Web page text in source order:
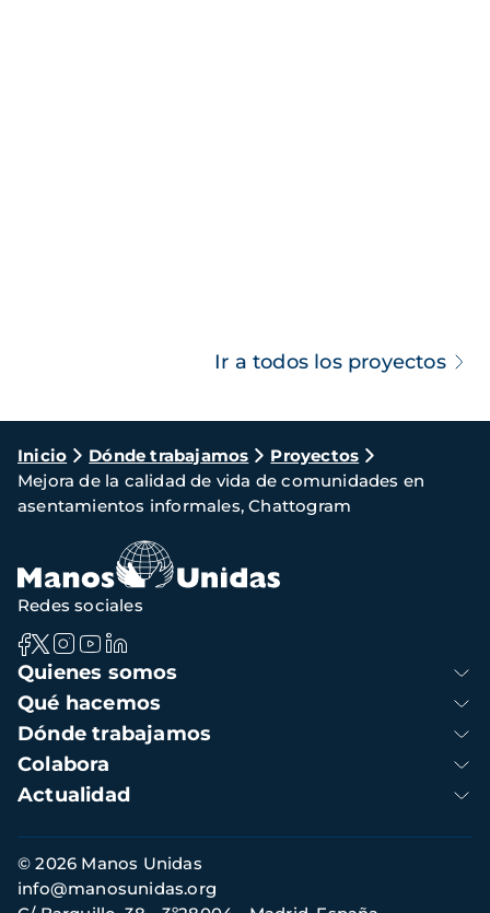
Ir a todos los proyectos
Ruta
de
navegación
Inicio Dónde trabajamos
Proyectos
Mejora de la calidad de vida de comunidades en
asentamientos informales, Chattogram
Navegación
principal
Quienes somos
Qué hacemos
Dónde trabajamos
Colabora
Actualidad
Redes sociales
Información
de
contacto
© 2026 Manos Unidas
info@manosunidas.org